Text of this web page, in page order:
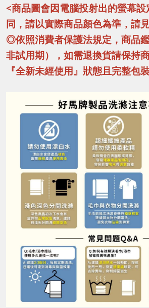
<商品圖會因電腦投射出的螢幕
同，請以實際商品顏色為準，請見
◎依照消費者保護法規定，商品
非試用期），如需退換貨請保持
『全新未經使用』狀態且完整包裝